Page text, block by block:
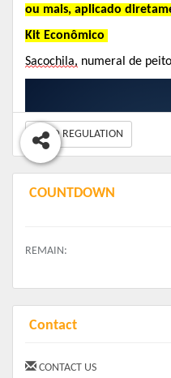
ou mais, aplicado
Kit Econômico
Sacochila, numeral de
READ REGULATION
COUNTDOWN
REMAIN:
Contact
CONTACT US